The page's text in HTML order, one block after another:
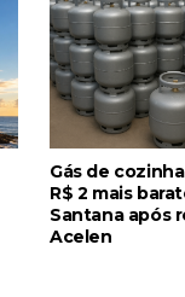
Gás de
R$ 2 mais
Santana após
Acelen